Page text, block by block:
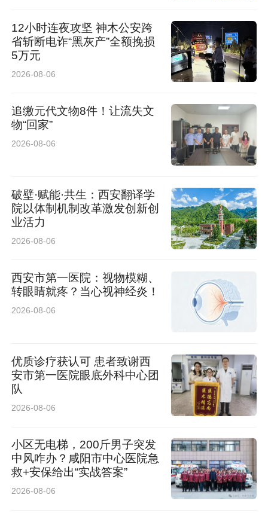
12小时连夜攻坚 神木公安跨
省斩断电诈“黑灰产”全额挽损
5万元
2026-08-06
追缴元代文物8件！让流失文
物“回家”
2026-08-06
破壁·赋能·共生：西安翻译学
院以体制机制改革激发创新创
业活力
2026-08-06
西安市第一医院：视物模糊、
转眼睛就疼？当心视神经炎！
2026-08-06
优质诊疗获认可 患者致谢西
安市第一医院眼底外科中心团
队
2026-08-06
小区无电梯，200斤男子突发
中风咋办？咸阳市中心医院急
救+安保给出“实战答案”
2026-08-06